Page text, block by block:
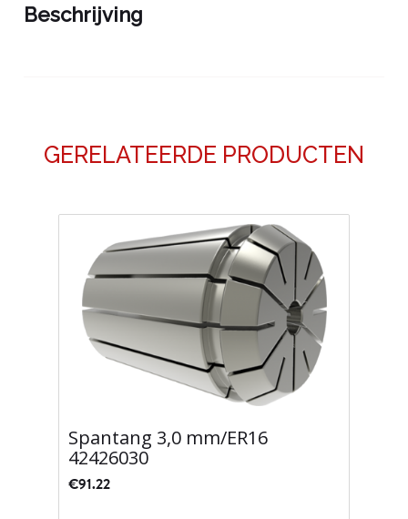
Beschrijving
GERELATEERDE PRODUCTEN
Spantang 3,0 mm/ER16
42426030
€91.22